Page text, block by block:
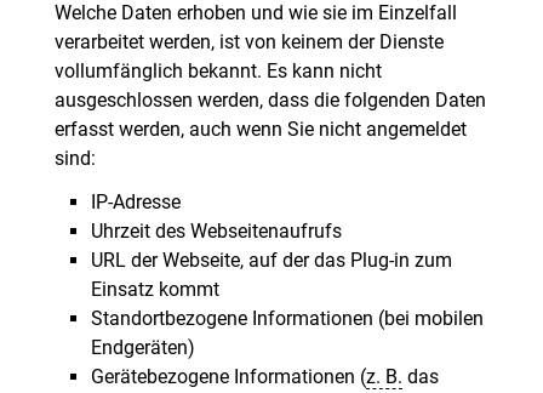
Welche Daten erhoben und wie sie im Einzelfall
verarbeitet werden, ist von keinem der Dienste
vollumfänglich bekannt. Es kann nicht
ausgeschlossen werden, dass die folgenden Daten
erfasst werden, auch wenn Sie nicht angemeldet
sind:
IP-Adresse
Uhrzeit des Webseitenaufrufs
URL der Webseite, auf der das Plug-in zum
Einsatz kommt
Standortbezogene Informationen (bei mobilen
Endgeräten)
Gerätebezogene Informationen (z. B. das